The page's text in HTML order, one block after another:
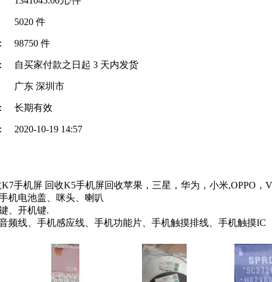
5020 件
98750 件
自买家付款之日起 3 天内发货
广东 深圳市
长期有效
2020-10-19 14:57
手机屏 回收K5手机屏回收苹果，三星，华为，小米,OPPO
机电池盖、咪头、喇叭
、开机键.
频线、手机感应线、手机功能片、手机触摸排线、手机触摸IC